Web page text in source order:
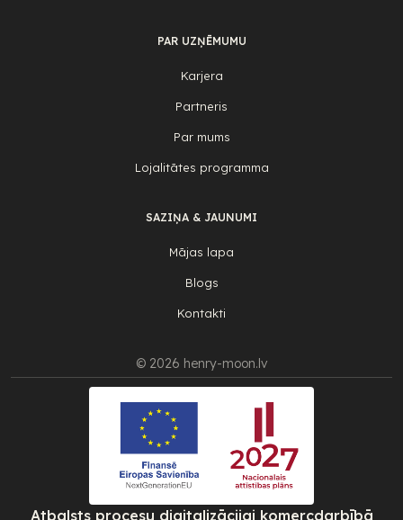
PAR UZŅĒMUMU
Karjera
Partneris
Par mums
Lojalitātes programma
SAZIŅA & JAUNUMI
Mājas lapa
Blogs
Kontakti
© 2026 henry-moon.lv
Atbalsts procesu digitalizācijai komercdarbībā